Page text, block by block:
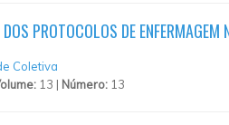
PROTOCOLOS DE
Coletiva
13 | Número: 13